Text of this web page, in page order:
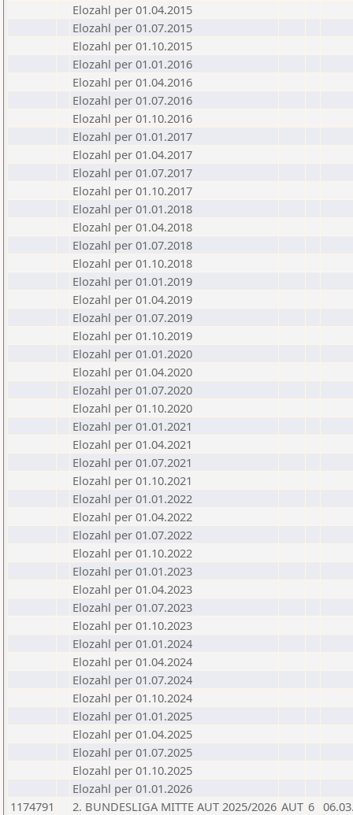
Elozahl per 01.04.2015
Elozahl per 01.07.2015
Elozahl per 01.10.2015
Elozahl per 01.01.2016
Elozahl per 01.04.2016
Elozahl per 01.07.2016
Elozahl per 01.10.2016
Elozahl per 01.01.2017
Elozahl per 01.04.2017
Elozahl per 01.07.2017
Elozahl per 01.10.2017
Elozahl per 01.01.2018
Elozahl per 01.04.2018
Elozahl per 01.07.2018
Elozahl per 01.10.2018
Elozahl per 01.01.2019
Elozahl per 01.04.2019
Elozahl per 01.07.2019
Elozahl per 01.10.2019
Elozahl per 01.01.2020
Elozahl per 01.04.2020
Elozahl per 01.07.2020
Elozahl per 01.10.2020
Elozahl per 01.01.2021
Elozahl per 01.04.2021
Elozahl per 01.07.2021
Elozahl per 01.10.2021
Elozahl per 01.01.2022
Elozahl per 01.04.2022
Elozahl per 01.07.2022
Elozahl per 01.10.2022
Elozahl per 01.01.2023
Elozahl per 01.04.2023
Elozahl per 01.07.2023
Elozahl per 01.10.2023
Elozahl per 01.01.2024
Elozahl per 01.04.2024
Elozahl per 01.07.2024
Elozahl per 01.10.2024
Elozahl per 01.01.2025
Elozahl per 01.04.2025
Elozahl per 01.07.2025
Elozahl per 01.10.2025
Elozahl per 01.01.2026
1174791
2. BUNDESLIGA MITTE AUT 2025/2026 AUT 6